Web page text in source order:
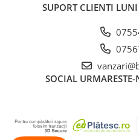
SUPORT CLIENTI
SOCIAL